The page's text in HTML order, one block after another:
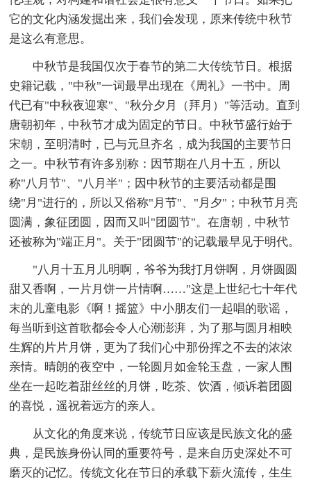
它的文化内涵发掘出来，我们会发现，原来传统中秋节
是这么有意思。
中秋节是我国仅次于春节的第二大传统节日。根据
史籍记载，"中秋"一词最早出现在《周礼》一书中。周
代已有"中秋夜迎寒"、"秋分夕月（拜月）"等活动。直到
唐朝初年，中秋节才成为固定的节日。中秋节盛行始于
宋朝，至明清时，已与元旦齐名，成为我国的主要节日
之一。中秋节有许多别称：因节期在八月十五，所以
称"八月节"、"八月半"；因中秋节的主要活动都是围
绕"月"进行的，所以又俗称"月节"、"月夕"；中秋节月亮
圆满，象征团圆，因而又叫"团圆节"。在唐朝，中秋节
还被称为"端正月"。关于"团圆节"的记载最早见于明代。
"八月十五月儿明啊，爷爷为我打月饼啊，月饼圆圆
甜又香啊，一片月饼一片情啊……"这是上世纪七十年代
末的儿童电影《啊！摇篮》中小朋友们一起唱的歌谣，
每当听到这首歌都会令人心潮澎湃，为了那与圆月相映
生辉的片片月饼，更为了我们心中那份挥之不去的浓浓
亲情。晴朗的夜空中，一轮圆月如金轮玉盘，一家人围
坐在一起吃着甜丝丝的月饼，吃茶、饮酒，倾诉着团圆
的喜悦，遥祝着远方的亲人。
从文化的角度来说，传统节日应该是民族文化的盛
典，是民族身份认同的重要符号，是来自历史深处不可
磨灭的记忆。传统文化在节日的承载下薪火流传，生生